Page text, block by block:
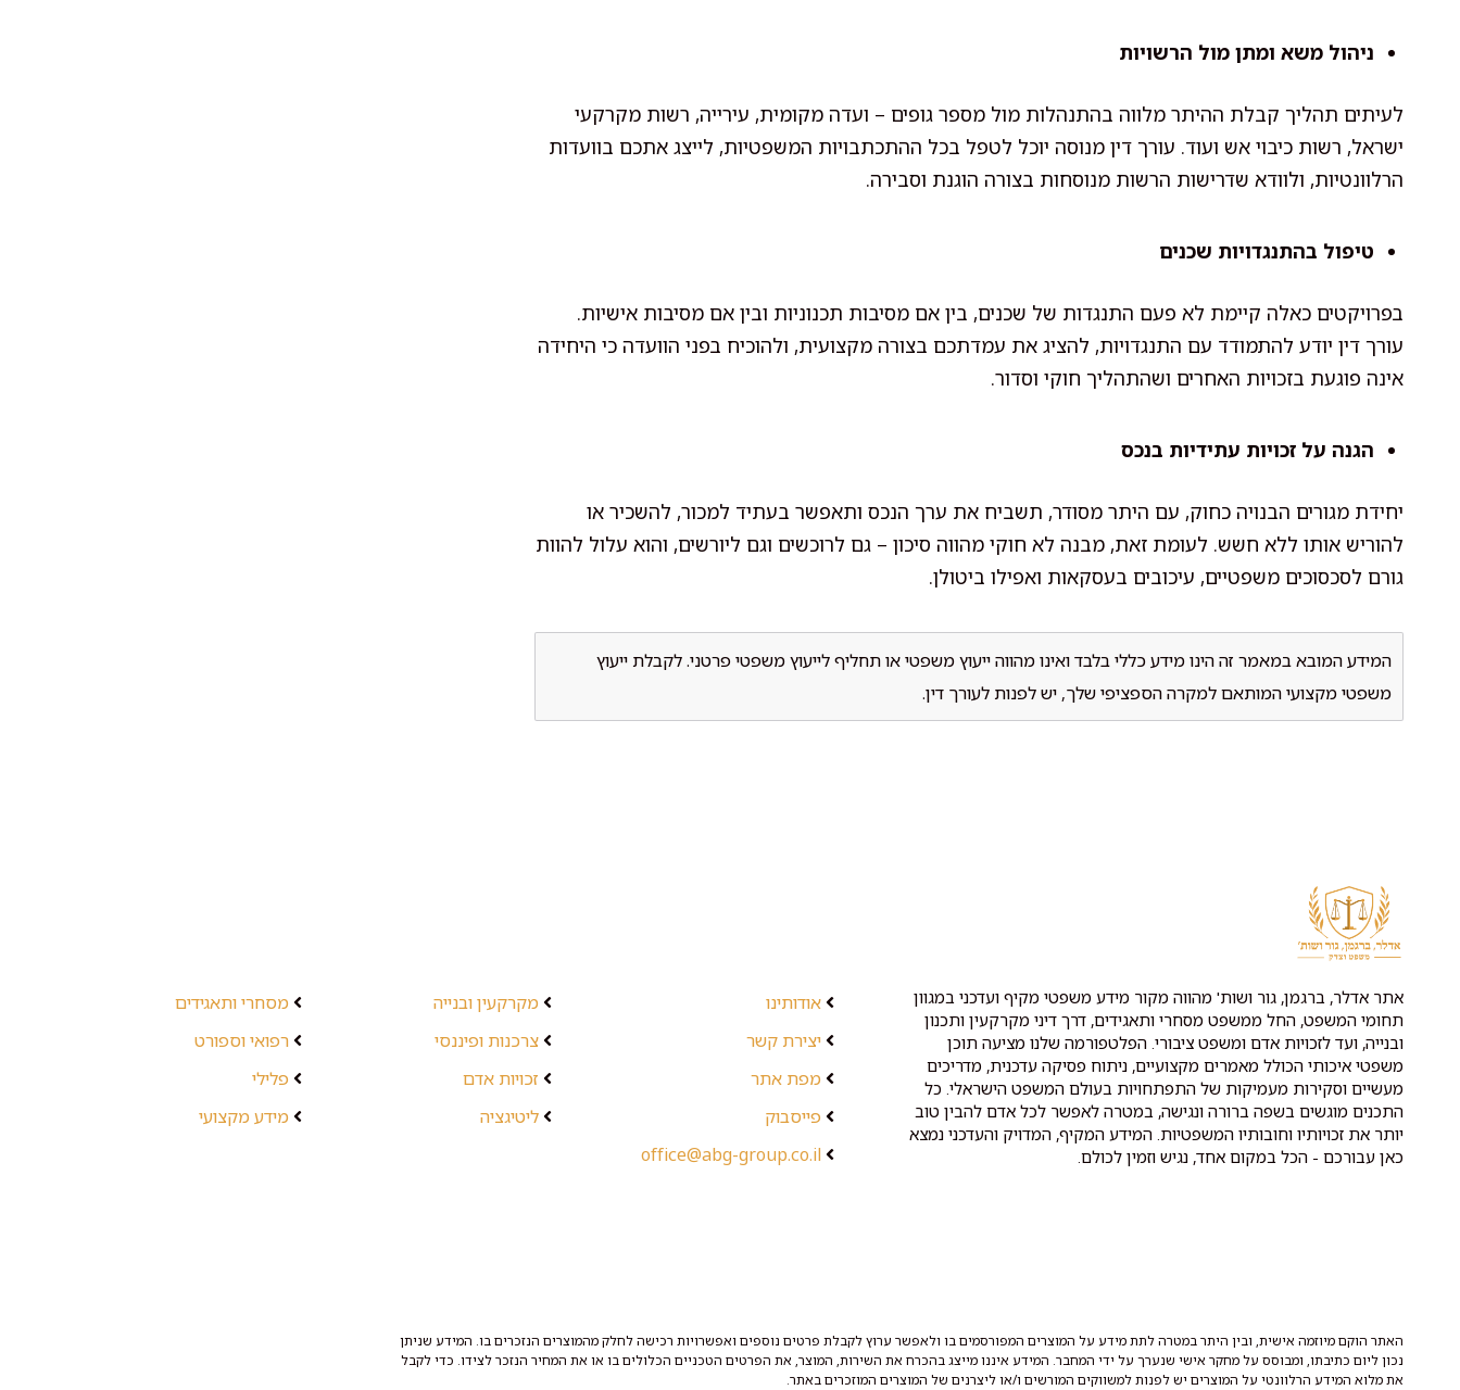
ניהול משא ומתן מול הרשויות
לעיתים תהליך קבלת ההיתר מלווה בהתנהלות מול מספר גופים – ועדה מקומית, עירייה, רשות מקרקעי
ישראל, רשות כיבוי אש ועוד. עורך דין מנוסה יוכל לטפל בכל ההתכתבויות המשפטיות, לייצג אתכם בוועדות
הרלוונטיות, ולוודא שדרישות הרשות מנוסחות בצורה הוגנת וסבירה.
טיפול בהתנגדויות שכנים
בפרויקטים כאלה קיימת לא פעם התנגדות של שכנים, בין אם מסיבות תכנוניות ובין אם מסיבות אישיות.
עורך דין יודע להתמודד עם התנגדויות, להציג את עמדתכם בצורה מקצועית, ולהוכיח בפני הוועדה כי היחידה
אינה פוגעת בזכויות האחרים ושהתהליך חוקי וסדור.
הגנה על זכויות עתידיות בנכס
יחידת מגורים הבנויה כחוק, עם היתר מסודר, תשביח את ערך הנכס ותאפשר בעתיד למכור, להשכיר או
להוריש אותו ללא חשש. לעומת זאת, מבנה לא חוקי מהווה סיכון – גם לרוכשים וגם ליורשים, והוא עלול להוות
גורם לסכסוכים משפטיים, עיכובים בעסקאות ואפילו ביטולן.
המידע המובא במאמר זה הינו מידע כללי בלבד ואינו מהווה ייעוץ משפטי או תחליף לייעוץ משפטי פרטני. לקבלת ייעוץ
משפטי מקצועי המותאם למקרה הספציפי שלך, יש לפנות לעורך דין.
אתר אדלר, ברגמן, גור ושות' מהווה מקור מידע משפטי מקיף ועדכני במגוון
תחומי המשפט, החל ממשפט מסחרי ותאגידים, דרך דיני מקרקעין ותכנון
ובנייה, ועד לזכויות אדם ומשפט ציבורי. הפלטפורמה שלנו מציעה תוכן
משפטי איכותי הכולל מאמרים מקצועיים, ניתוח פסיקה עדכנית, מדריכים
מעשיים וסקירות מעמיקות של התפתחויות בעולם המשפט הישראלי. כל
התכנים מוגשים בשפה ברורה ונגישה, במטרה לאפשר לכל אדם להבין טוב
יותר את זכויותיו וחובותיו המשפטיות. המידע המקיף, המדויק והעדכני נמצא
כאן עבורכם - הכל במקום אחד, נגיש וזמין לכולם.
אודותינו
יצירת קשר
מפת אתר
פייסבוק
office@abg-group.co.il
מקרקעין ובנייה
צרכנות ופיננסי
זכויות אדם
ליטיגציה
מסחרי ותאגידים
רפואי וספורט
פלילי
מידע מקצועי
האתר הוקם מיוזמה אישית, ובין היתר במטרה לתת מידע על המוצרים המפורסמים בו ולאפשר ערוץ לקבלת פרטים נוספים ואפשרויות רכישה לחלק מהמוצרים הנזכרים בו. המידע שניתן
נכון ליום כתיבתו, ומבוסס על מחקר אישי שנערך על ידי המחבר. המידע איננו מייצג בהכרח את השירות, המוצר, את הפרטים הטכניים הכלולים בו או את המחיר הנזכר לצידו. כדי לקבל
את מלוא המידע הרלוונטי על המוצרים יש לפנות למשווקים המורשים ו/או ליצרנים של המוצרים המוזכרים באתר.